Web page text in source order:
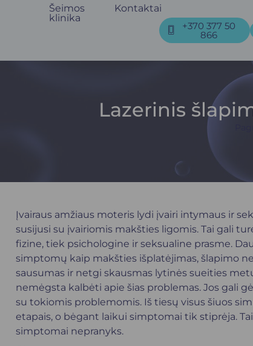
Šeimos
klinika
Kontaktai
+370 377 50
866
Lazerinis
Įvairaus amžiaus moteris lydi įvairi intymaus ir
susijusi su įvairiomis makšties ligomis. Tai gali
fizine, tiek psichologine ir seksualine prasme.
simptomų kaip makšties išplatėjimas, šlapimo
sausumas ir netgi skausmas lytinės sueities
nemėgsta kalbėti apie šias problemas. Jos gali
su tokiomis problemomis. Iš tiesų visus šiuos
etapais, o bėgant laikui simptomai tik stiprėja.
simptomai nepranyks.